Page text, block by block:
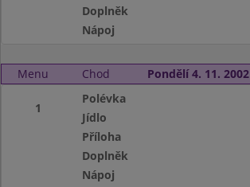
Doplněk
Nápoj
Menu Chod Pondělí 4. 11. 2002
1
Polévka
Jídlo
Příloha
Doplněk
Nápoj